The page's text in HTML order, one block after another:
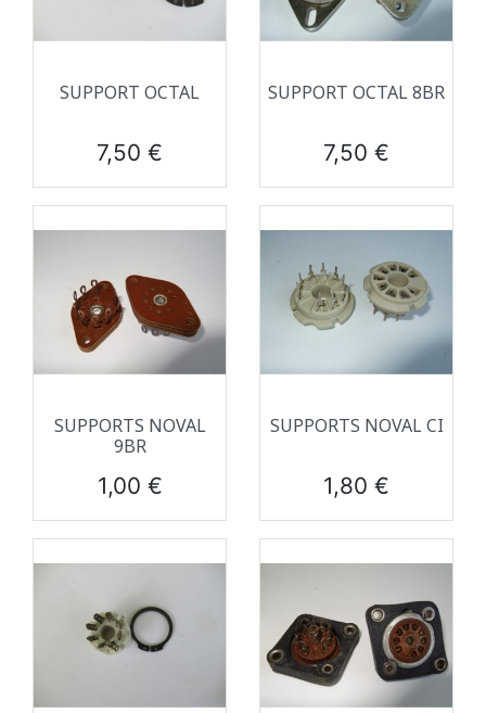
SUPPORT OCTAL
Prix
7,50 €
SUPPORT OCTAL 8BR
Prix
7,50 €
SUPPORTS NOVAL
9BR
Prix
1,00 €
SUPPORTS NOVAL CI
Prix
1,80 €